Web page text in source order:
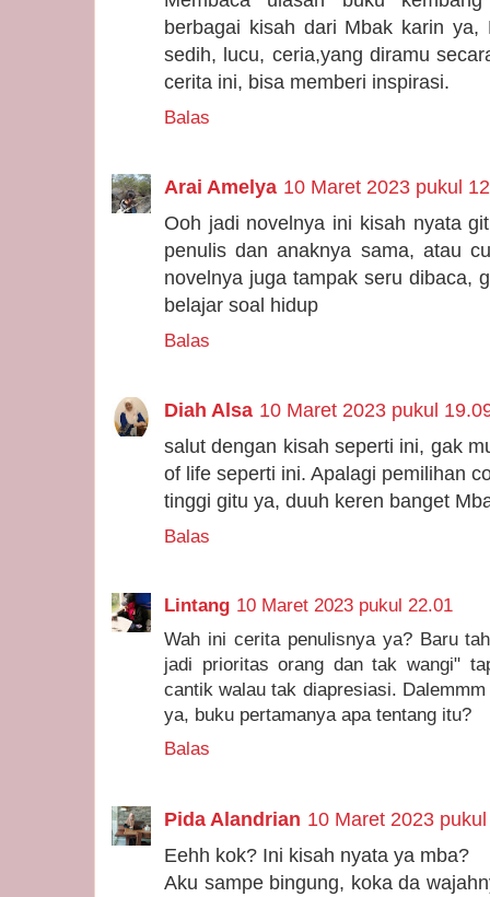
berbagai kisah dari Mbak karin ya,
sedih, lucu, ceria,yang diramu
cerita ini, bisa memberi inspirasi.
Balas
Arai Amelya 10 Maret 2023 pukul
Ooh jadi novelnya ini kisah nyata
penulis dan anaknya sama, atau
novelnya juga tampak seru dibaca,
belajar soal hidup
Balas
Diah Alsa 10 Maret 2023 pukul
salut dengan kisah seperti ini, gak
of life seperti ini. Apalagi pemilihan
tinggi gitu ya, duuh keren banget
Balas
Lintang 10 Maret 2023 pukul 22.01
Wah ini cerita penulisnya ya? Baru
jadi prioritas orang dan tak wangi"
cantik walau tak diapresiasi.
ya, buku pertamanya apa tentang itu?
Balas
Pida Alandrian 10 Maret 2023
Eehh kok? Ini kisah nyata ya mba?
Aku sampe bingung, koka da